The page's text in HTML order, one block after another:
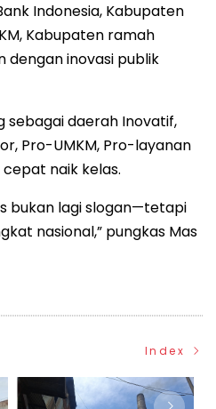
Indonesia, Kabupaten
Kabupaten ramah
dengan inovasi publik
sebagai daerah Inovatif,
Pro-UMKM, Pro-layanan
naik kelas.
bukan lagi slogan—tetapi
nasional,” pungkas Mas
Index